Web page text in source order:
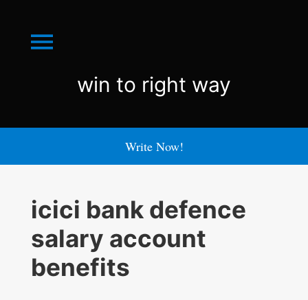
Menu
win
right
win to right way
Write Now!
icici bank defence
salary account
benefits